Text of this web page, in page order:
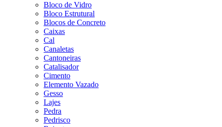
Bloco de Vidro
Bloco Estrutural
Blocos de Concreto
Caixas
Cal
Canaletas
Cantoneiras
Catalisador
Cimento
Elemento Vazado
Gesso
Lajes
Pedra
Pedrisco